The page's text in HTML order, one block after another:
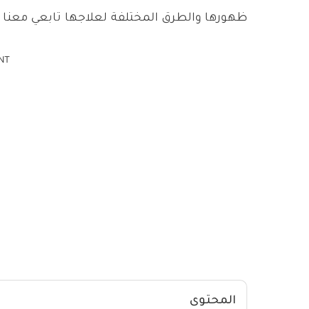
ظهورها والطرق المختلفة لعلاجها تابعي معنا
المحتوى